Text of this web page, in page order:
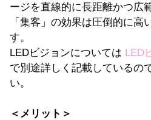
ージを直線的に長距離かつ広
「集客」の効果は圧倒的に高
す。
LEDビジョンについては LED
で別途詳しく記載しているの
い。
＜メリット＞